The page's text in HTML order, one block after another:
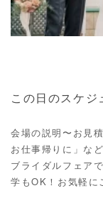
この日のスケジ
会場の説明〜お見
お仕事帰りに」な
ブライダルフェア
学もOK！お気軽に